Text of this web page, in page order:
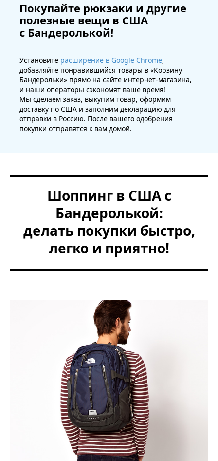
Покупайте рюкзаки и другие
полезные вещи в США
с Бандеролькой!
Установите расширение в Google Chrome,
добавляйте понравившийся товары в «Корзину
Бандерольки» прямо на сайте интернет-магазина,
и наши операторы сэкономят ваше время!
Мы сделаем заказ, выкупим товар, оформим
доставку по США и заполним декларацию для
отправки в Россию. После вашего одобрения
покупки отправятся к вам домой.
Шоппинг в США с
Бандеролькой:
делать покупки быстро,
легко и приятно!